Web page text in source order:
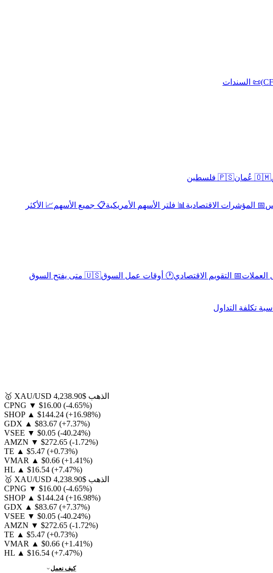
📜 السندات
🇴🇲 عُمان
🇵🇸 فلسطين
📅 المؤشرات الاقتصادية 📊 فلتر الأسهم الأمريكية📋 جميع الأسهم📈 الأكثر
📅 التقويم الاقتصادي🕐 أوقات عمل السوق
🇺🇸 متى يفتح السوق
تكلفة التداول
🥇 XAU/USD الذهب $4,238.90
CPNG ▼ $16.00 (-4.65%)
SHOP ▲ $144.24 (+16.98%)
GDX ▲ $83.67 (+7.37%)
VSEE ▼ $0.05 (-40.24%)
AMZN ▼ $272.65 (-1.72%)
TE ▲ $5.47 (+0.73%)
VMAR ▲ $0.66 (+1.41%)
HL ▲ $16.54 (+7.47%)
🥇 XAU/USD الذهب $4,238.90
CPNG ▼ $16.00 (-4.65%)
SHOP ▲ $144.24 (+16.98%)
GDX ▲ $83.67 (+7.37%)
VSEE ▼ $0.05 (-40.24%)
AMZN ▼ $272.65 (-1.72%)
TE ▲ $5.47 (+0.73%)
VMAR ▲ $0.66 (+1.41%)
HL ▲ $16.54 (+7.47%)
كيف نعمل